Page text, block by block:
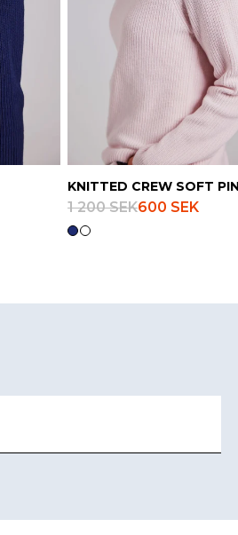
KNITTED CREW SOFT
1 200 SEK600 SEK